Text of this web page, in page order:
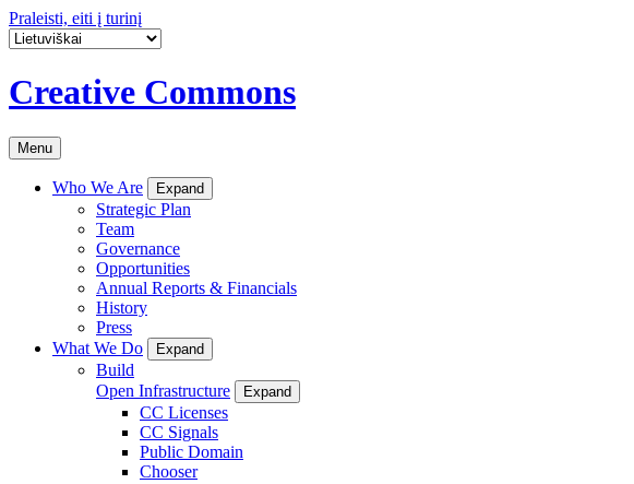
Praleisti, eiti į turinį
Creative Commons
Menu
Who We Are Expand
Strategic Plan
Team
Governance
Opportunities
Annual Reports & Financials
History
Press
What We Do
Expand
Build
Open Infrastructure
Expand
CC Licenses
CC Signals
Public Domain
Chooser